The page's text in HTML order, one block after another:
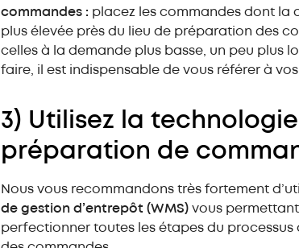
commandes : placez les commandes dont la
plus élevée près du lieu de préparation des
celles à la demande plus basse, un peu plus
faire, il est indispensable de vous référer à vos
3) Utilisez la
préparation de
Nous vous recommandons très fortement
de gestion d’entrepôt (WMS) vous
perfectionner toutes les étapes du